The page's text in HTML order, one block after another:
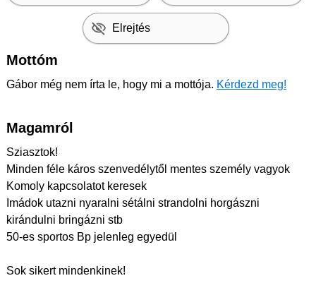
Elrejtés
Mottóm
Gábor még nem írta le, hogy mi a mottója. Kérdezd meg!
Magamról
Sziasztok!
Minden féle káros szenvedélytől mentes személy vagyok
Komoly kapcsolatot keresek
Imádok utazni nyaralni sétálni strandolni horgászni
kirándulni bringázni stb
50-es sportos Bp jelenleg egyedül
Sok sikert mindenkinek!